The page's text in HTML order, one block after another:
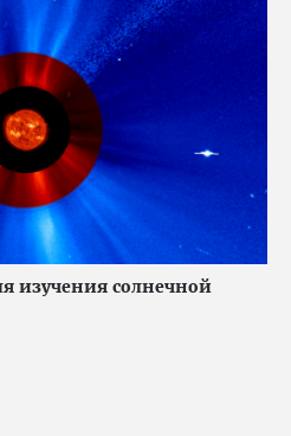
изучения солнечной